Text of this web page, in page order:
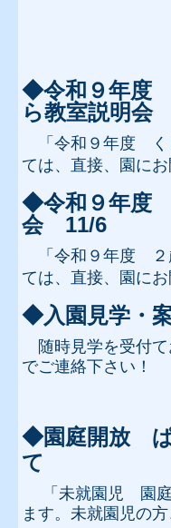
園歌紹介
令和9年度 2歳児 く
令和9年度 2歳児保育
【未就園児】園庭開放
【未就園児】親子体操
7月生まれのお誕生会 7/
令和８年 卒園児イベン
◆令和９年度
ら教室説明会
「令和９年度
ては、直接、園にお
◆令和９年度
会 11/6
「令和９年度
ては、直接、園にお
◆入園見学・
随時見学を受付て
でご連絡下さい！
◆園庭開放
て
「未就園児 園
ます。未就園児の